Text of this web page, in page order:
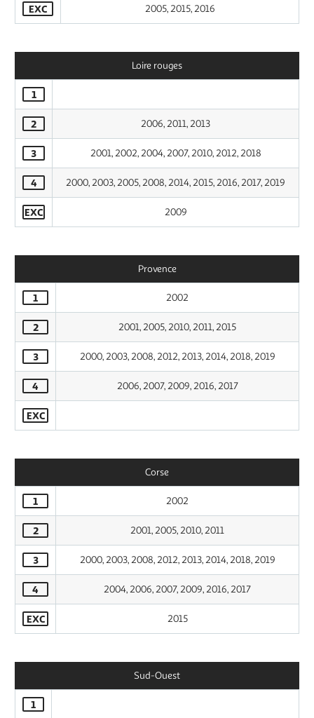
EXC 2005, 2015, 2016
Loire rouges
1
2 2006, 2011, 2013
3 2001, 2002, 2004, 2007, 2010, 2012, 2018
4 2000, 2003, 2005, 2008, 2014, 2015, 2016, 2017, 2019
EXC 2009
Provence
1 2002
2 2001, 2005, 2010, 2011, 2015
3 2000, 2003, 2008, 2012, 2013, 2014, 2018, 2019
4 2006, 2007, 2009, 2016, 2017
EXC
Corse
1 2002
2 2001, 2005, 2010, 2011
3 2000, 2003, 2008, 2012, 2013, 2014, 2018, 2019
4 2004, 2006, 2007, 2009, 2016, 2017
EXC 2015
Sud-Ouest
1